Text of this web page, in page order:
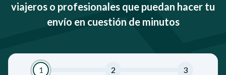
viajeros o profesionales que puedan hacer tu
envío en cuestión de minutos
1 2 3